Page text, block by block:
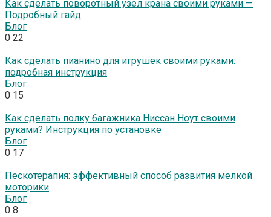
Как сделать поворотный узел крана своими руками —
Подробный гайд
Блог
0 22
Как сделать пианино для игрушек своими руками:
подробная инструкция
Блог
0 15
Как сделать полку багажника Ниссан Ноут своими
руками? Инструкция по установке
Блог
0 17
Пескотерапия: эффективный способ развития мелкой
моторики
Блог
0 8